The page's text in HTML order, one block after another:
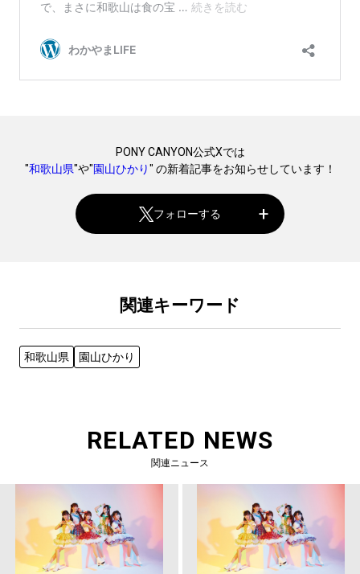
PONY CANYON公式Xでは
"和歌山県"や"園山ひかり" の新着記事をお知らせしています！
フォローする
関連キーワード
和歌山県 園山ひかり
RELATED NEWS
関連ニュース